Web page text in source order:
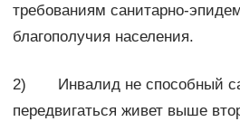
требованиям санитарно-
благополучия населения.
2) Инвалид не способный
передвигаться живет выше